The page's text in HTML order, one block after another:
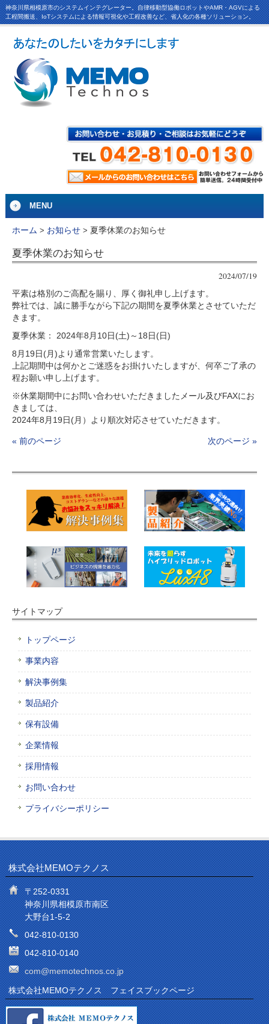
神奈川県相模原市のシステムインテグレーター。自律移動型協働ロボットやAMR・AGVによる
工程間搬送、IoTシステムによる情報可視化や工程改善など、省人化の各種ソリューション。
MENU
ホーム > お知らせ> 夏季休業のお知らせ
夏季休業のお知らせ
2024/07/19
平素は格別のご高配を賜り、厚く御礼申し上げます。
弊社では、誠に勝手ながら下記の期間を夏季休業とさせていただ
きます。
夏季休業： 2024年8月10日(土)～18日(日)
8月19日(月)より通常営業いたします。
上記期間中は何かとご迷惑をお掛けいたしますが、何卒ご了承の
程お願い申し上げます。
※休業期間中にお問い合わせいただきましたメール及びFAXにお
きましては、
2024年8月19日(月）より順次対応させていただきます。
« 前のページ 次のページ »
サイトマップ
トップページ
事業内容
解決事例集
製品紹介
保有設備
企業情報
採用情報
お問い合わせ
プライバシーポリシー
株式会社MEMOテクノス
〒252-0331
神奈川県相模原市南区
大野台1-5-2
042-810-0130
042-810-0140
com@memotechnos.co.jp
株式会社MEMOテクノス フェイスブックページ